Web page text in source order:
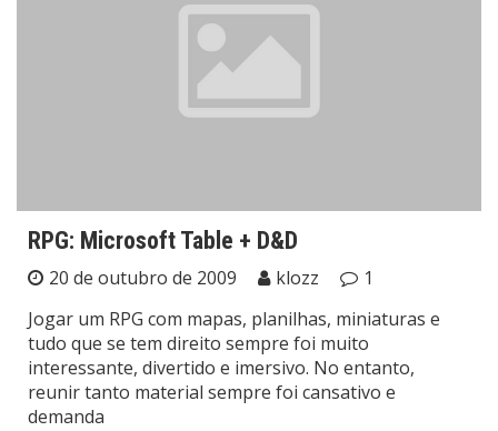
RPG: Microsoft Table + D&D
20 de outubro de 2009 klozz
1
Jogar um RPG com mapas, planilhas, miniaturas e
tudo que se tem direito sempre foi muito
interessante, divertido e imersivo. No entanto,
reunir tanto material sempre foi cansativo e
demanda